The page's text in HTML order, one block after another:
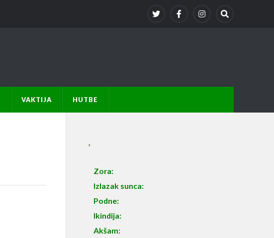
VAKTIJA HUTBE
,
Zora:
Izlazak sunca:
Podne:
Ikindija:
Akšam: